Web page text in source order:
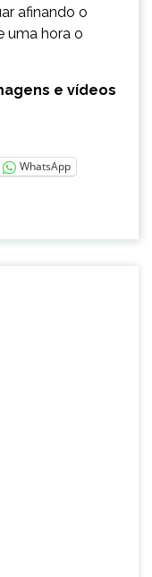
afinando o
uma hora o
e vídeos
WhatsApp